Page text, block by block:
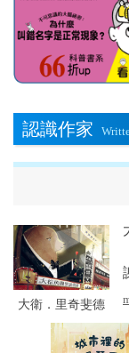
認識作家
大衛．里奇斐德